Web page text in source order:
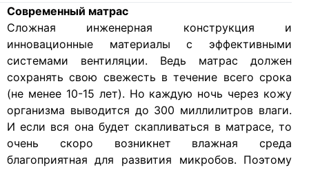
Современный матрас
Cложная инженерная конструкция и
инновационные материалы с эффективными
системами вентиляции. Ведь матрас должен
сохранять свою свежесть в течение всего срока
(не менее 10-15 лет). Но каждую ночь через кожу
организма выводится до 300 миллилитров влаги.
И если вся она будет скапливаться в матрасе, то
очень скоро возникнет влажная среда
благоприятная для развития микробов. Поэтому